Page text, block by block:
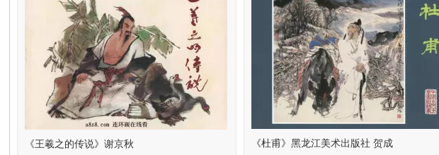
《王羲之的传说》谢京秋
《杜甫》黑龙江美术出版社 贺成